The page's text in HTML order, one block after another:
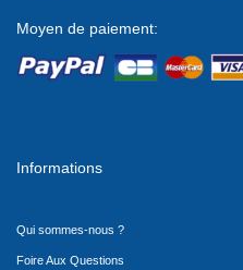
Moyen de paiement:
Informations
Qui sommes-nous ?
Foire Aux Questions